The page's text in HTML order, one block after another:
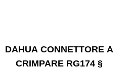
DAHUA CONNETTORE A
CRIMPARE RG174 §